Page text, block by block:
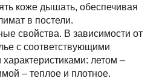
коже дышать, обеспечивая
в постели.
свойства. В зависимости от
с соответствующими
летом –
– теплое и плотное.